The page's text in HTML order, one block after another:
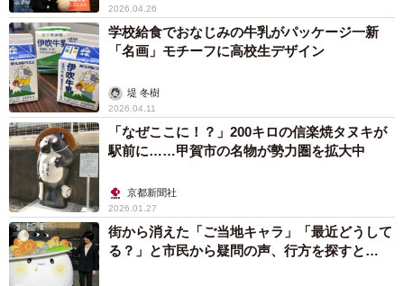
2026.04.26
学校給食でおなじみの牛乳がパッケージ一新
「名画」モチーフに高校生デザイン
堤 冬樹
2026.04.11
「なぜここに！？」200キロの信楽焼タヌキが
駅前に……甲賀市の名物が勢力圏を拡大中
京都新聞社
2026.01.27
街から消えた「ご当地キャラ」「最近どうして
る？」と市民から疑問の声、行方を探すと…